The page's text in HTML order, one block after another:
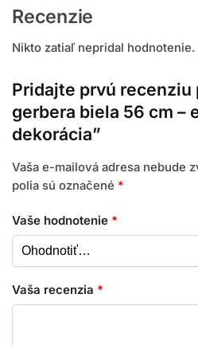
Recenzie
Nikto zatiaľ nepridal hodnotenie.
Pridajte prvú recenziu
gerbera biela 56 cm –
dekorácia”
Vaša e-mailová adresa nebude
polia sú označené *
Vaše hodnotenie *
Vaša recenzia *